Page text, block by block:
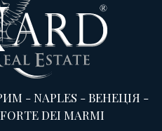
-NAPLES -ВЕНЕЦІЯ -
FORTE DEI MARMI